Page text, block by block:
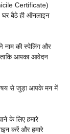
Certificate)
बैठे ही ऑनलाइन
नाम की स्पेलिंग और
ताकि आपका आवेदन
से जुड़ा आपके मन में
के लिए हमारे
करें और हमारे